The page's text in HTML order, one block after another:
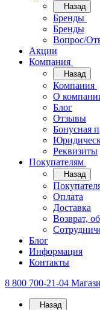
Назад
Бренды
Бренды
Вопрос/
Акции
Компания
Назад
Компания
О
Блог
Отзывы
Бонусная
Реквизиты
Покупателям
Назад
Оплата
Доставка
Возврат,
Блог
Информация
Контакты
8 800 700-21-04
Назад